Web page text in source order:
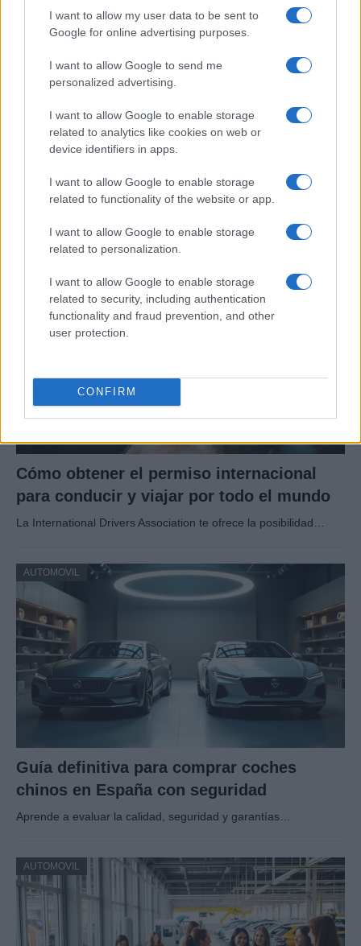
I want to allow my user data to be sent to
Google for online advertising purposes.
I want to allow Google to send me
personalized advertising.
I want to allow Google to enable storage
related to analytics like cookies on web or
device identifiers in apps.
I want to allow Google to enable storage
related to functionality of the website or app.
I want to allow Google to enable storage
related to personalization.
I want to allow Google to enable storage
related to security, including authentication
functionality and fraud prevention, and other
user protection.
CONFIRM
Compra tu coche de segunda mano en
Heycar
¿Estás pensando en renovar tu coche? Apostar por…
AUTOMOVIL
Cómo obtener el permiso internacional
para conducir y viajar por todo el mundo
La International Drivers Association te ofrece la posibilidad…
AUTOMOVIL
Guía definitiva para comprar coches
chinos en España con seguridad
Aprende a evaluar la calidad, seguridad y garantías…
AUTOMOVIL